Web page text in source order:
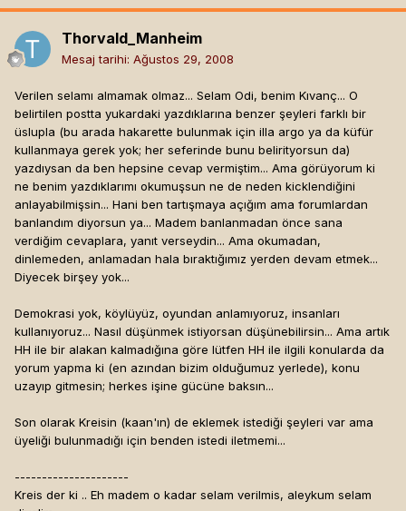
Thorvald_Manheim
Mesaj tarihi: Ağustos 29, 2008
Verilen selamı almamak olmaz... Selam Odi, benim Kıvanç... O
belirtilen postta yukardaki yazdıklarına benzer şeyleri farklı bir
üslupla (bu arada hakarette bulunmak için illa argo ya da küfür
kullanmaya gerek yok; her seferinde bunu belirityorsun da)
yazdıysan da ben hepsine cevap vermiştim... Ama görüyorum ki
ne benim yazdıklarımı okumuşsun ne de neden kicklendiğini
anlayabilmişsin... Hani ben tartışmaya açığım ama forumlardan
banlandım diyorsun ya... Madem banlanmadan önce sana
verdiğim cevaplara, yanıt verseydin... Ama okumadan,
dinlemeden, anlamadan hala bıraktığımız yerden devam etmek...
Diyecek birşey yok...
Demokrasi yok, köylüyüz, oyundan anlamıyoruz, insanları
kullanıyoruz... Nasıl düşünmek istiyorsan düşünebilirsin... Ama artık
HH ile bir alakan kalmadığına göre lütfen HH ile ilgili konularda da
yorum yapma ki (en azından bizim olduğumuz yerlede), konu
uzayıp gitmesin; herkes işine gücüne baksın...
Son olarak Kreisin (kaan'ın) de eklemek istediği şeyleri var ama
üyeliği bulunmadığı için benden istedi iletmemi...
---------------------
Kreis der ki .. Eh madem o kadar selam verilmis, aleykum selam